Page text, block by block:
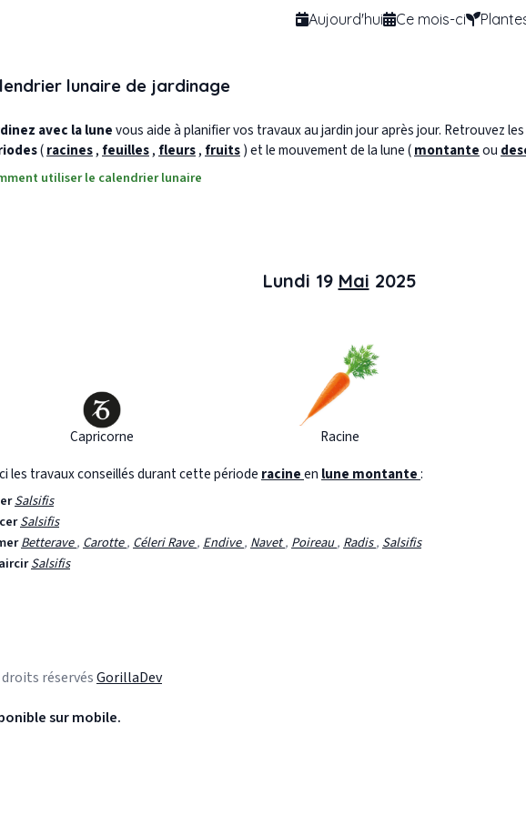
Aujourd'hui Ce mois-ci
lunaire de jardinage
avec la lunevous aide à planifier vos travaux au jardin jour après jour. Retrouvez les
(racines, feuilles, fleurs, fruits) et le mouvement de la lune (montanteou
utiliser le calendrier lunaire
Lundi 19 Mai 2025
Capricorne Racine
les travaux conseillés durant cette période racineen lune montante:
Salsifis
Salsifis
Betterave,Carotte,Céleri Rave,Endive,Navet,Poireau,Radis,Salsifis
Salsifis
réservésGorillaDev
sur mobile.